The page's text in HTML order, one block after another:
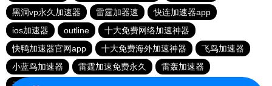
黑洞vp永久加速器
雷霆加器速
快连加速器app
ios加速器
outline
十大免费网络加速神器
快鸭加速器官网app
十大免费海外加速神器
飞鸟加速器
小蓝鸟加速器
雷霆加速免费永久
雷轰加速器